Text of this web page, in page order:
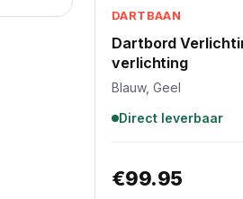
DARTBAAN
Dartbord
verlichting
Blauw, Geel
Direct leverbaar
€99.95